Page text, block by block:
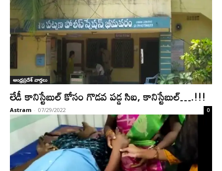
ఆంధ్రప్రదేశ్ వార్తలు
లేడీ కానిస్టేబుల్ కోసం గొడవ పడ్డ సిఐ, కానిస్టేబుల్….!!!
Astram - 07/29/2022 0